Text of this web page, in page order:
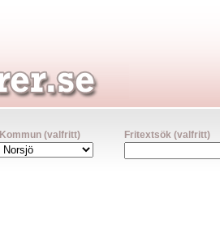
Kommun (valfritt) Fritextsök (valfritt)